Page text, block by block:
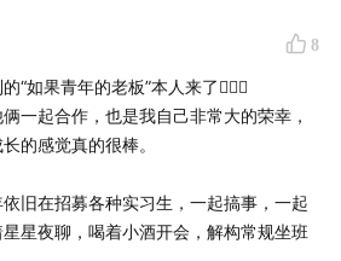
，在别墅里免费打工
地、见众生
在别墅里免费打工
与现实中有生命力的人
8
“如果青年的老板”本人来了🙋🏻‍♂️
一起合作，也是我自己非常大的荣幸，
的感觉真的很棒。
旧在招募各种实习生，一起搞事，一起
星夜聊，喝着小酒开会，解构常规坐班